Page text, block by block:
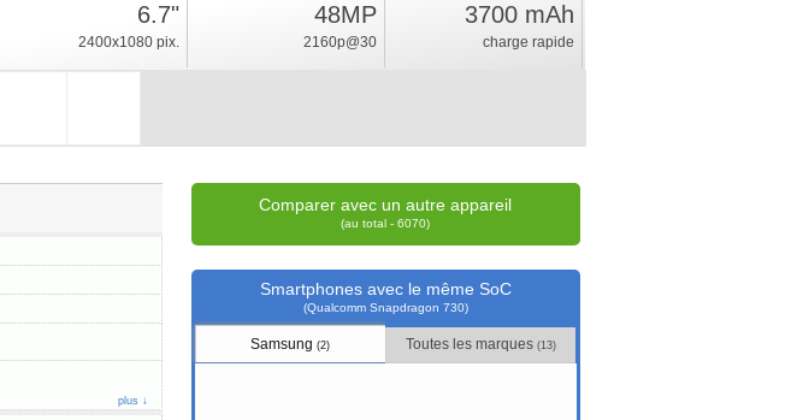
11.7
position
6.7"
2400x1080 pix.
48MP
2160p@30
3700 mAh
charge rapide
plus ↓
Comparer avec un autre appareil
(au total - 6070)
Smartphones avec le même SoC
(Qualcomm Snapdragon 730)
Samsung(2) Toutes les marques (13)